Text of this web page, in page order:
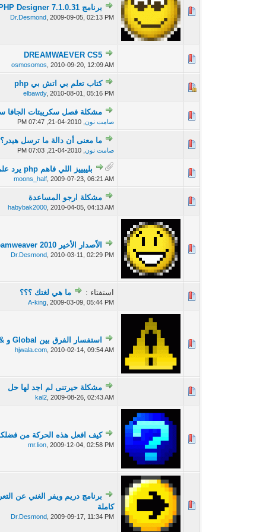
برنامج PHP Designer 7.1.0.31 مفيد للبرمجة بالبي اتش بي
Dr.Desmond, 2009-09-05, 02:13 PM
0 أصوات - 0 من معدل 5 أصوات
DREAMWAEVER CS5
osmosomos 2010-09-20, 12:09 AM
كتاب تعلم بي اتش بي php
elbawdy, 2010-08-01, 05:16 PM
مشكلة فصل سكريبتات
صامت نون ,
2010-04-21, 07:47 PM
0 أصوات - 0 من معدل 5 أصوات
ما معنى أن دالة ما ترسل
صامت نون ,
2010-04-21, 07:03 PM
0 أصوات - 0 من معدل 5 أصوات
بلييييز اللي فاهم php يرد علي بليييييييييييز
moons_half, 2009-07-23, 06:21 AM
0 أصوات - 0 من معدل 5 أصوات
مشكلة ارجو المساعدة
habybak2000, 2010-04-05, 04:13 AM
الاًصدار الأخير Dreamweaver 2010 كامل مع الكراك - رابط واحد
Dr.Desmond, 2010-03-11, 02:29 PM
0 أصوات - 0 من معدل 5 أصوات
استفتاء : ما هي لغتك ؟؟؟
A-king, 2009-03-09, 05:44 PM
استفسار الفرق بين Global و & ؟
hjwala.com, 2010-02-14, 09:54 AM
1 أصوات - 5 من معدل 5 أصوات
مشكلة حيرتنى لم اجد لها حل
kal2, 2009-08-26, 02:43 AM
0 أصوات - 0 من معدل 5 أصوات
كيف افعل هذه الحركة من
mr.lion, 2009-12-04, 02:58 PM
0 أصوات - 0 من معدل 5 أصوات
كاملة
Dr.Desmond, 2009-09-17, 11:34 PM